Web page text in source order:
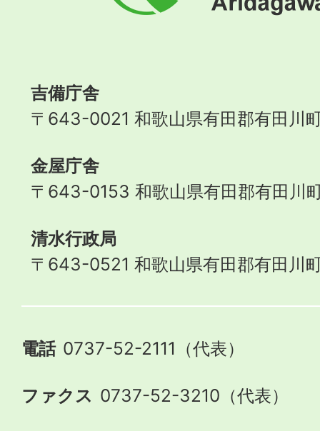
町
吉備庁舎
〒643-0021 和歌山県有田郡有田川
金屋庁舎
〒643-0153 和歌山県有田郡有田川
清水行政局
〒643-0521 和歌山県有田郡有田川
電話 0737-52-2111（代表）
ファクス 0737-52-3210（代表）